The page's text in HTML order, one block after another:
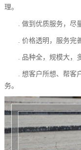
理。
. 做到优质服务，尽量
. 价格透明，服务完善
. 品种全，规模大，多
. 想客户所想、帮客户
务。